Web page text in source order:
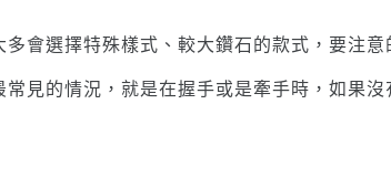
會選擇特殊樣式、較大鑽石的款式，要注
見的情況，就是在握手或是牽手時，如果